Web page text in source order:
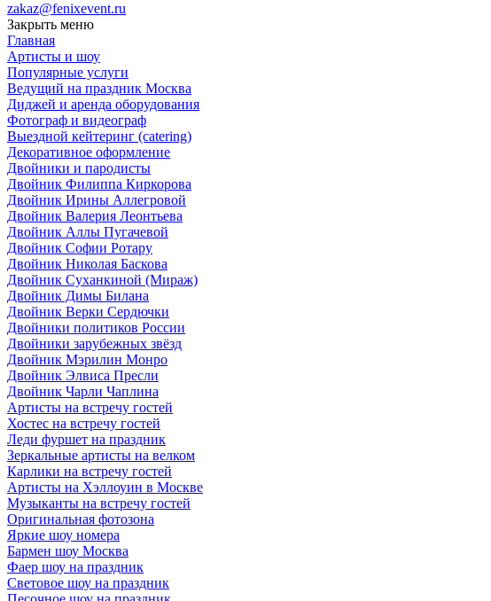
zakaz@fenixevent.ru
Закрыть меню
Главная
Артисты и шоу
Популярные услуги
Ведущий на праздник Москва
Диджей и аренда оборудования
Фотограф и видеограф
Выездной кейтеринг (catering)
Декоративное оформление
Двойники и пародисты
Двойник Филиппа Киркорова
Двойник Ирины Аллегровой
Двойник Валерия Леонтьева
Двойник Аллы Пугачевой
Двойник Софии Ротару
Двойник Николая Баскова
Двойник Суханкиной (Мираж)
Двойник Димы Билана
Двойник Верки Сердючки
Двойники политиков России
Двойники зарубежных звёзд
Двойник Мэрилин Монро
Двойник Элвиса Пресли
Двойник Чарли Чаплина
Артисты на встречу гостей
Хостес на встречу гостей
Леди фуршет на праздник
Зеркальные артисты на велком
Карлики на встречу гостей
Артисты на Хэллоуин в Москве
Музыканты на встречу гостей
Оригинальная фотозона
Яркие шоу номера
Бармен шоу Москва
Фаер шоу на праздник
Световое шоу на праздник